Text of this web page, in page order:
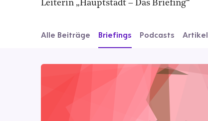
Leiterin „Hauptstadt – Das Briefing“
Alle Beiträge Briefings Podcasts Artikel